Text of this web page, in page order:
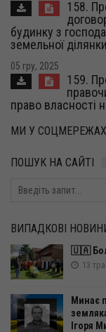
158.
будинку з
земельної
05 гру, 2025
159.
право власності
МИ У СОЦМЕРЕЖАХ
ПОШУК НА САЙТІ
ВИПАДКОВІ
🇺🇦
13
Минає
Ігоря